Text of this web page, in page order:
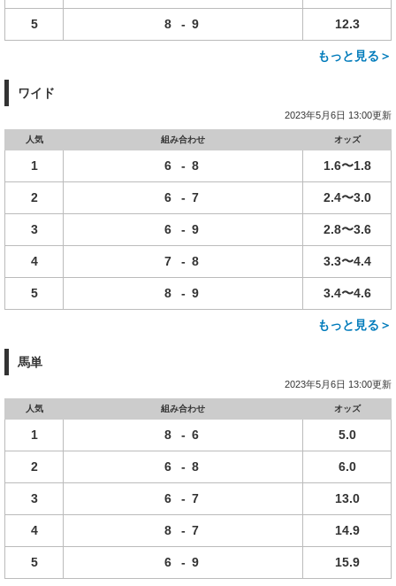
5 8 - 9 12.3
もっと見る＞
ワイド
2023年5月6日 13:00更新
人気 組み合わせ オッズ
1 6 - 8 1.6〜1.8
2 6 - 7 2.4〜3.0
3 6 - 9 2.8〜3.6
4 7 - 8 3.3〜4.4
5 8 - 9 3.4〜4.6
もっと見る＞
馬単
2023年5月6日 13:00更新
人気 組み合わせ オッズ
1 8 - 6 5.0
2 6 - 8 6.0
3 6 - 7 13.0
4 8 - 7 14.9
5 6 - 9 15.9